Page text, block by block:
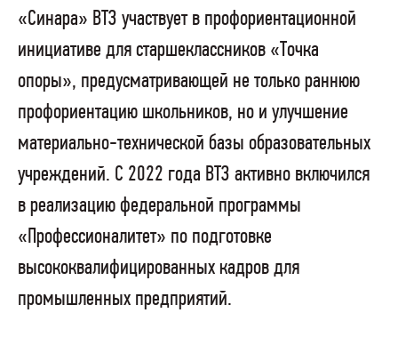
«Синара» ВТЗ участвует в профориентационной
инициативе для старшеклассников «Точка
опоры», предусматривающей не только раннюю
профориентацию школьников, но и улучшение
материально-технической базы образовательных
учреждений. С 2022 года ВТЗ активно включился
в реализацию федеральной программы
«Профессионалитет» по подготовке
высококвалифицированных кадров для
промышленных предприятий.